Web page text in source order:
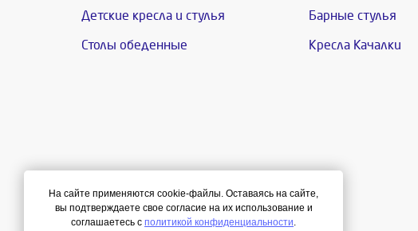
Детские кресла и стулья Барные стулья
Столы обеденные Кресла Качалки
На сайте применяются cookie-файлы. Оставаясь на сайте,
вы подтверждаете свое согласие на их использование и
соглашаетесь с политикой конфиденциальности.